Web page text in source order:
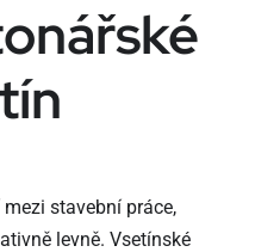
stavební práce,
levně. Vsetínské